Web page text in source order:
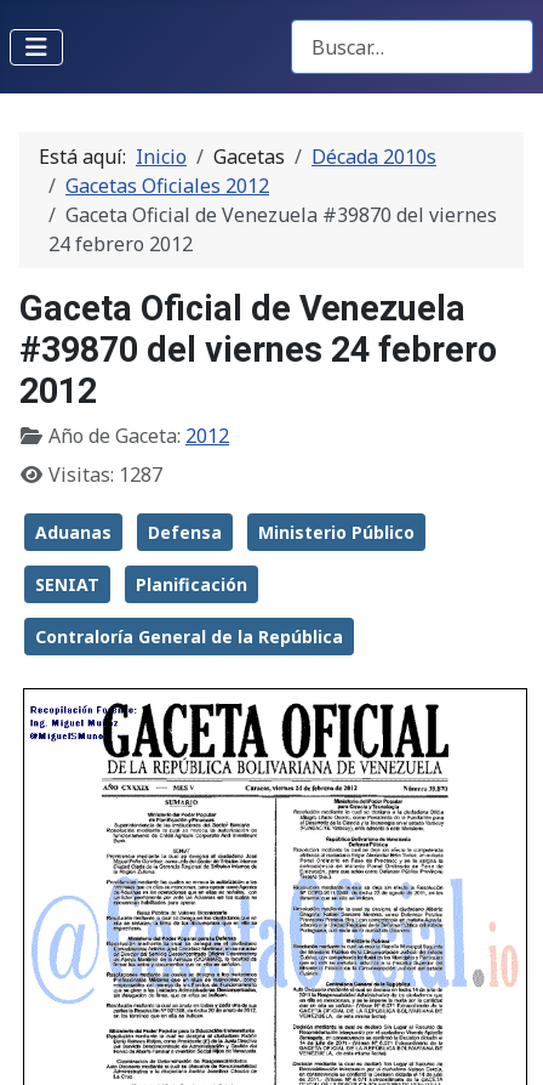
Buscar Gacetas
Está aquí: Inicio Gacetas
Década 2010s
Gacetas Oficiales 2012
Gaceta Oficial de Venezuela #39870 del viernes
24 febrero 2012
Gaceta Oficial de Venezuela
#39870 del viernes 24 febrero
2012
Año de Gaceta: 2012
Visitas: 1287
Aduanas Defensa Ministerio Público
SENIAT Planificación
Contraloría General de la República